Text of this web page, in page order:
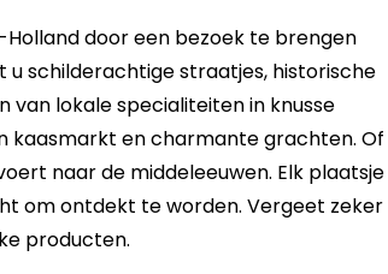
door een bezoek te brengen
u schilderachtige straatjes, historische
van lokale specialiteiten in knusse
kaasmarkt en charmante grachten. Of
naar de middeleeuwen. Elk plaatsje
om ontdekt te worden. Vergeet zeker
producten.